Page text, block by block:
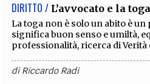
DIRITTO / L’avvocato e la toga
La toga non è solo un abito è
significa buon senso e umiltà,
professionalità, ricerca di Verità
diRiccardo Radi